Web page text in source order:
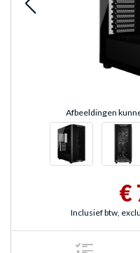
Afbeeldingen
€
Inclusief btw,